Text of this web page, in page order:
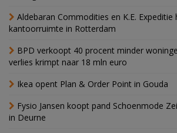
Aldebaran Commodities en K.E. Expeditie
kantoorruimte in Rotterdam
BPD verkoopt 40 procent minder
verlies krimpt naar 18 mln euro
Ikea opent Plan & Order Point in Gouda
Fysio Jansen koopt pand Schoenmode
in Deurne